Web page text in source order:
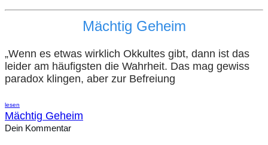
Mächtig Geheim
„Wenn es etwas wirklich Okkultes gibt, dann ist das
leider am häufigsten die Wahrheit. Das mag gewiss
paradox klingen, aber zur Befreiung
lesen
Mächtig Geheim
Dein Kommentar